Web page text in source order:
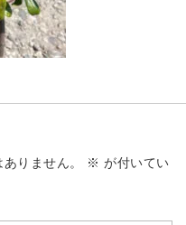
りません。 ※ が付いてい